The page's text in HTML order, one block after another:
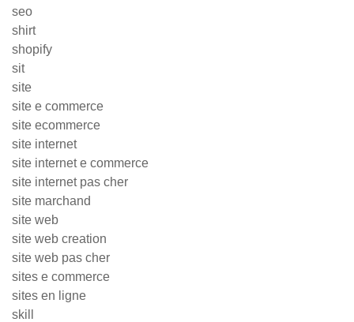
seo
shirt
shopify
sit
site
site e commerce
site ecommerce
site internet
site internet e commerce
site internet pas cher
site marchand
site web
site web creation
site web pas cher
sites e commerce
sites en ligne
skill